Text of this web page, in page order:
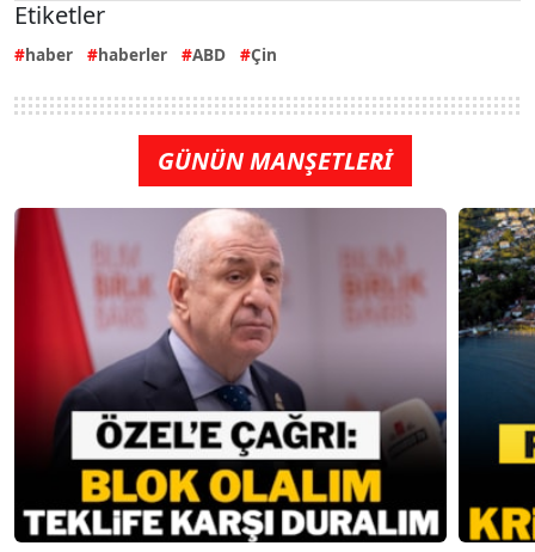
Etiketler
haber haberler ABD Çin
GÜNÜN MANŞETLERİ